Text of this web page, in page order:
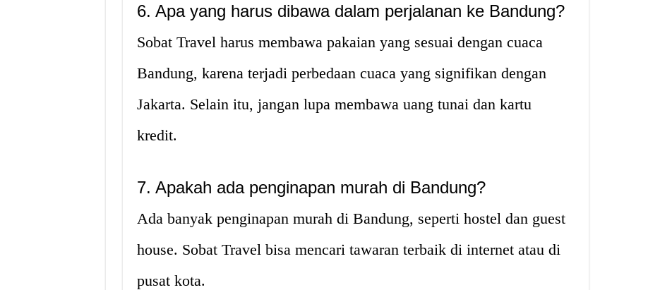
6. Apa yang harus dibawa dalam perjalanan ke Bandung?
Sobat Travel harus membawa pakaian yang sesuai dengan cuaca
Bandung, karena terjadi perbedaan cuaca yang signifikan dengan
Jakarta. Selain itu, jangan lupa membawa uang tunai dan kartu
kredit.
7. Apakah ada penginapan murah di Bandung?
Ada banyak penginapan murah di Bandung, seperti hostel dan guest
house. Sobat Travel bisa mencari tawaran terbaik di internet atau di
pusat kota.